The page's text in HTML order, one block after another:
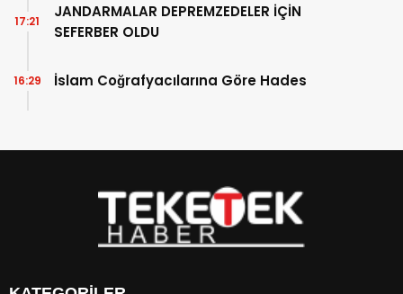
JANDARMALAR DEPREMZEDELER İÇİN
SEFERBER OLDU
17:21
İslam Coğrafyacılarına Göre Hades
16:29